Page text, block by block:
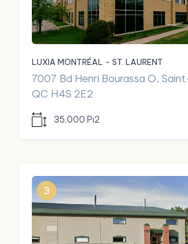
LUXIA MONTRÉAL - ST. LAURENT
7007 Bd Henri Bourassa O,
QC H4S 2E2
35,000 Pi2
3